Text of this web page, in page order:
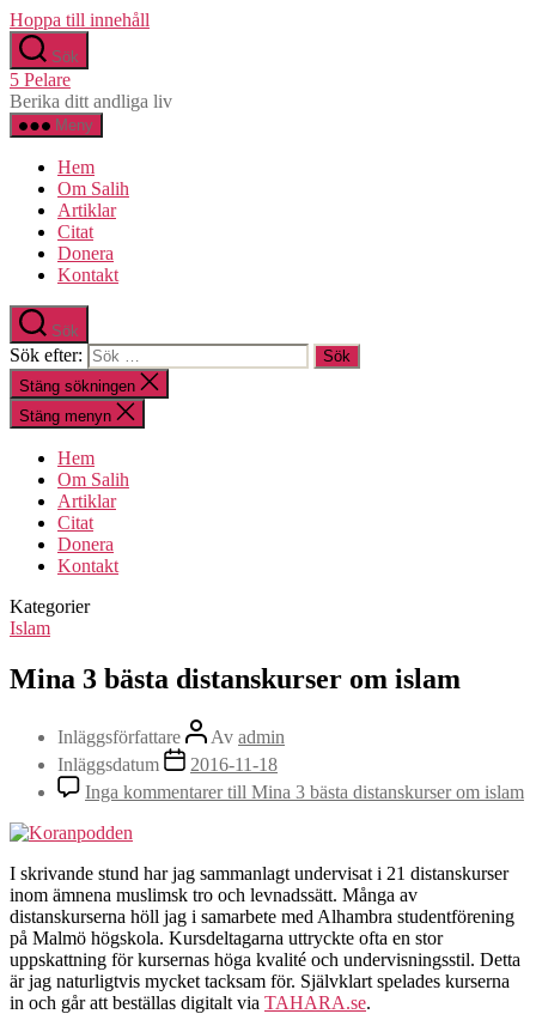
Hoppa till innehåll
Sök
5 Pelare
Berika ditt andliga liv
Meny
Hem
Om Salih
Artiklar
Citat
Donera
Kontakt
Sök
Sök efter:
Stäng sökningen
Stäng menyn
Hem
Om Salih
Artiklar
Citat
Donera
Kontakt
Kategorier
Islam
Mina 3 bästa distanskurser om islam
Inläggsförfattare Av admin
Inläggsdatum
2016-11-18
Inga kommentarertill Mina 3 bästa distanskurser om islam
I skrivande stund har jag sammanlagt undervisat i 21 distanskurser
inom ämnena muslimsk tro och levnadssätt. Många av
distanskurserna höll jag i samarbete med Alhambra studentförening
på Malmö högskola. Kursdeltagarna uttryckte ofta en stor
uppskattning för kursernas höga kvalité och undervisningsstil. Detta
är jag naturligtvis mycket tacksam för. Självklart spelades kurserna
in och går att beställas digitalt via TAHARA.se.